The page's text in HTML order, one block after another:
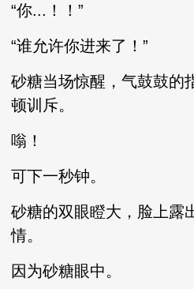
“你...！！”
“谁允许你进来了！”
砂糖当场惊醒，气鼓鼓的
顿训斥。
嗡！
可下一秒钟。
砂糖的双眼瞪大，脸上露
情。
因为砂糖眼中。